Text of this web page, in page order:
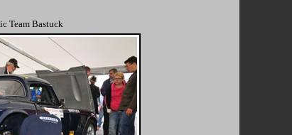
Team Bastuck